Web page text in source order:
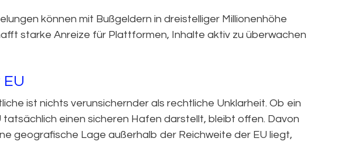
können mit Bußgeldern in dreistelliger Millionenhöhe
starke Anreize für Plattformen, Inhalte aktiv zu überwachen
ist nichts verunsichernder als rechtliche Unklarheit. Ob ein
einen sicheren Hafen darstellt, bleibt offen. Davon
geografische Lage außerhalb der Reichweite der EU liegt,